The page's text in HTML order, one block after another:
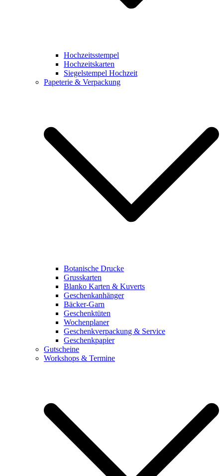
Hochzeitsstempel
Hochzeitskarten
Siegelstempel Hochzeit
Papeterie & Verpackung
Botanische Drucke
Grusskarten
Blanko Karten & Kuverts
Geschenkanhänger
Bäcker-Garn
Geschenktüten
Wochenplaner
Geschenkverpackung & Service
Geschenkpapier
Gutscheine
Workshops & Termine